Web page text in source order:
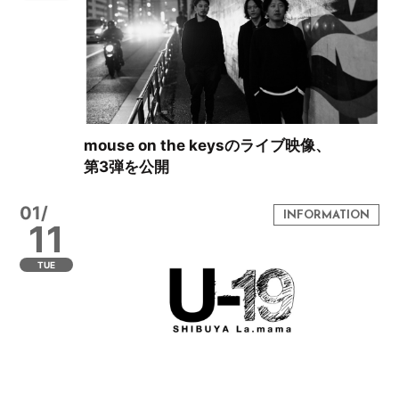
mouse on the keysのライブ映像、
第3弾を公開
01/
11
TUE